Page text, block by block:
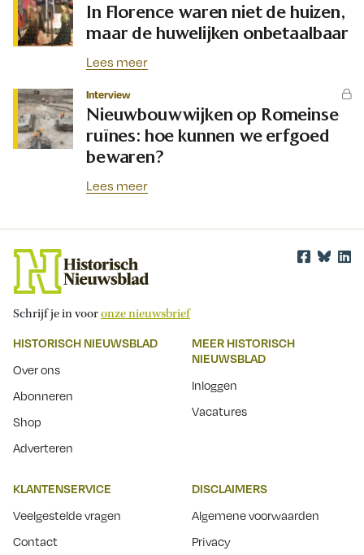
In Florence waren niet de huizen,
maar de huwelijken onbetaalbaar
Lees meer
Interview
Nieuwbouwwijken op Romeinse
ruïnes: hoe kunnen we erfgoed
bewaren?
Lees meer
Schrijf je in vooronze nieuwsbrief
HISTORISCH NIEUWSBLAD
Over ons
Abonneren
Shop
Adverteren
MEER HISTORISCH
NIEUWSBLAD
Inloggen
Vacatures
KLANTENSERVICE
Veelgestelde vragen
Contact
DISCLAIMERS
Algemene voorwaarden
Privacy